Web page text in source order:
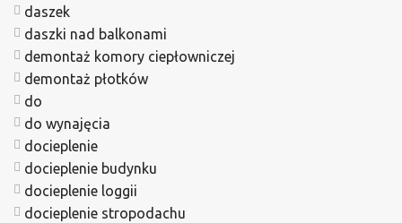
daszek
daszki nad balkonami
demontaż komory ciepłowniczej
demontaż płotków
do
do wynajęcia
docieplenie
docieplenie budynku
docieplenie loggii
docieplenie stropodachu